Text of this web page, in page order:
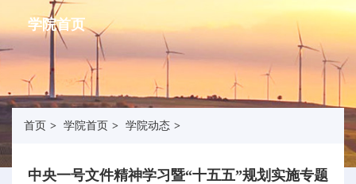
学院首页
首页 > 学院首页 > 学院动态 >
中央一号文件精神学习暨“十五五”规划实施专题